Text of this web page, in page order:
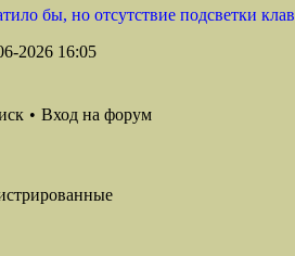
бы, но отсутствие подсветки
2026 16:05
• Вход на форум